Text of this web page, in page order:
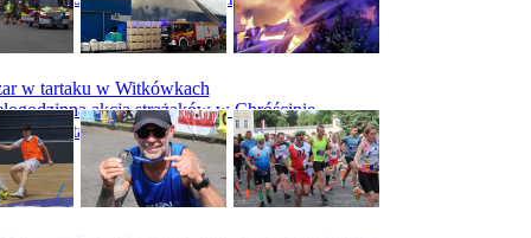
w tartaku w Witkówkach
akcja strażaków w Chróścinie
hali tartaku w Racocie